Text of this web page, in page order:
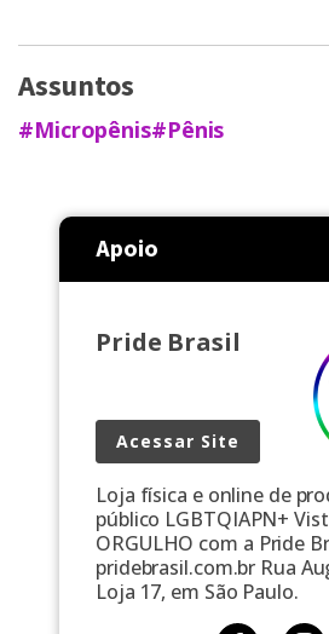
Assuntos
#Micropênis#Pênis
Apoio
Pride Brasil
Acessar Site
Loja física e online de
público LGBTQIAPN+
ORGULHO com a Pride
pridebrasil.com.br Rua
Loja 17, em São Paulo.